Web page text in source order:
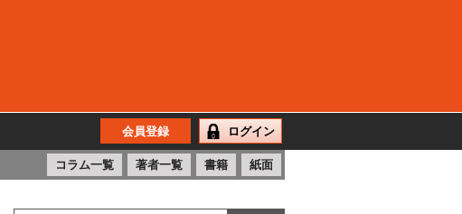
会員登録 ログイン
コラム一覧 著者一覧 書籍 紙面